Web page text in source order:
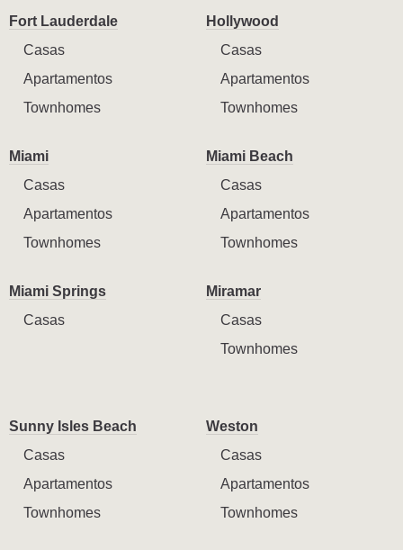
Fort Lauderdale
Casas
Apartamentos
Townhomes
Hollywood
Casas
Apartamentos
Townhomes
Miami
Casas
Apartamentos
Townhomes
Miami Beach
Casas
Apartamentos
Townhomes
Miami Springs
Casas
Miramar
Casas
Townhomes
Sunny Isles Beach
Casas
Apartamentos
Townhomes
Weston
Casas
Apartamentos
Townhomes